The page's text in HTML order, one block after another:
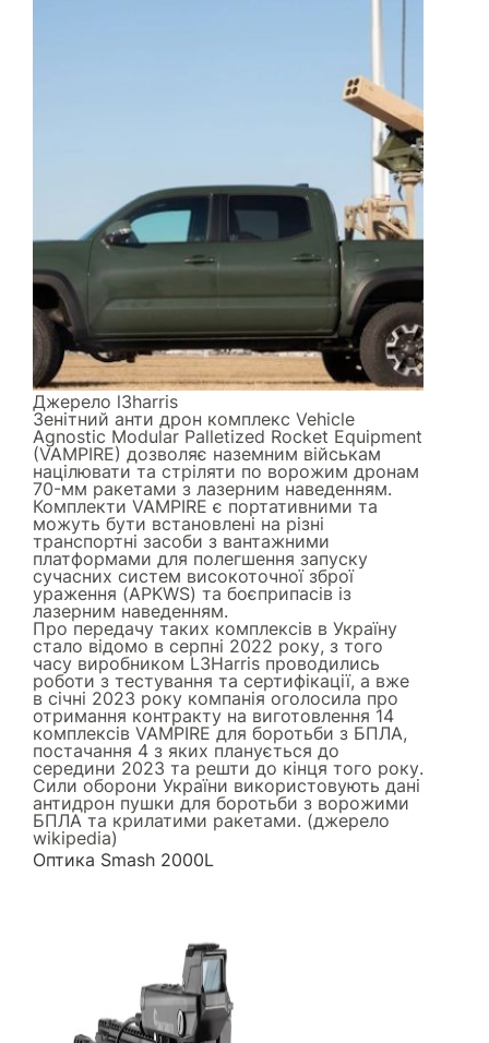
Джерело l3harris
Зенітний анти дрон комплекс Vehicle
Agnostic Modular Palletized Rocket Equipment
(VAMPIRE) дозволяє наземним військам
націлювати та стріляти по ворожим дронам
70-мм ракетами з лазерним наведенням.
Комплекти VAMPIRE є портативними та
можуть бути встановлені на різні
транспортні засоби з вантажними
платформами для полегшення запуску
сучасних систем високоточної зброї
ураження (APKWS) та боєприпасів із
лазерним наведенням.
Про передачу таких комплексів в Україну
стало відомо в серпні 2022 року, з того
часу виробником L3Harris проводились
роботи з тестування та сертифікації, а вже
в січні 2023 року компанія оголосила про
отримання контракту на виготовлення 14
комплексів VAMPIRE для боротьби з БПЛА,
постачання 4 з яких планується до
середини 2023 та решти до кінця того року.
Сили оборони України використовують дані
антидрон пушки для боротьби з ворожими
БПЛА та крилатими ракетами. (джерело
wikipedia)
Оптика Smash 2000L